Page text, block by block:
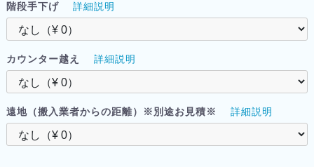
階段手下げ 詳細説明
カウンター越え 詳細説明
遠地（搬入業者からの距離）※別途お見積※ 詳細説明